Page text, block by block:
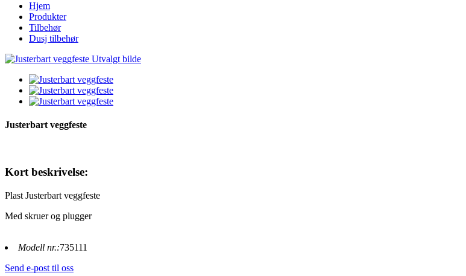
Hjem
Produkter
Tilbehør
Dusj tilbehør
Justerbart veggfeste
Kort beskrivelse:
Plast Justerbart veggfeste
Med skruer og plugger
Modell nr.:735111
Send e-post til oss